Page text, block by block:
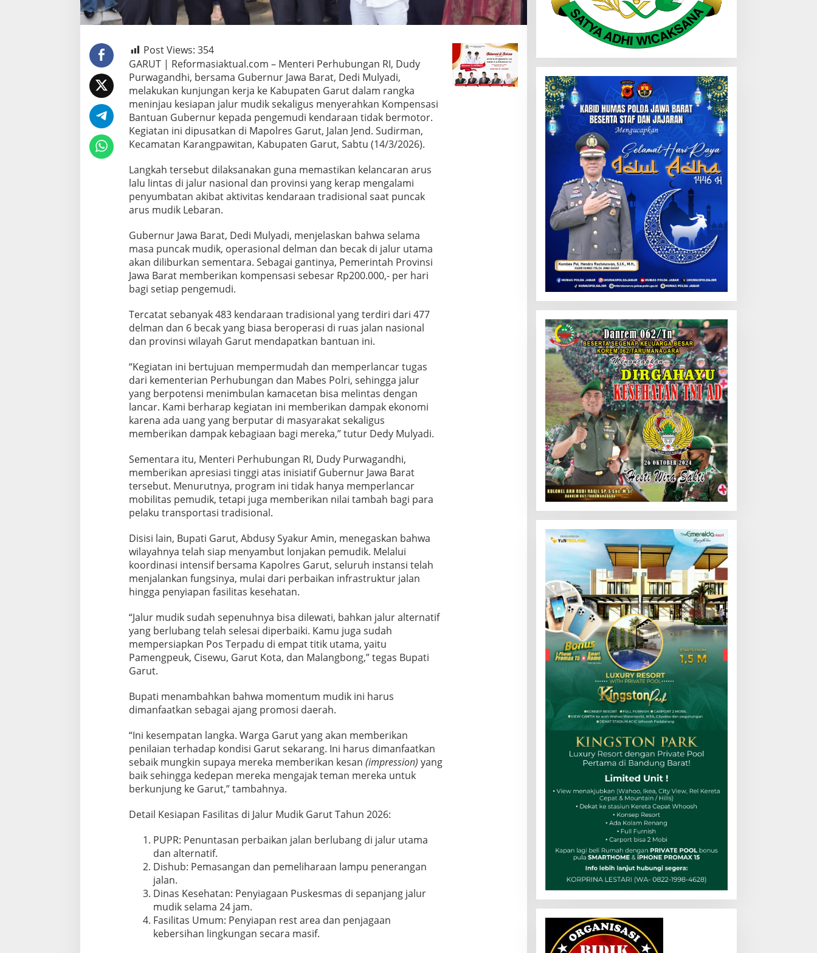
Post Views: 354
GARUT | Reformasiaktual.com – Menteri Perhubungan RI, Dudy
Purwagandhi, bersama Gubernur Jawa Barat, Dedi Mulyadi,
melakukan kunjungan kerja ke Kabupaten Garut dalam rangka
meninjau kesiapan jalur mudik sekaligus menyerahkan Kompensasi
Bantuan Gubernur kepada pengemudi kendaraan tidak bermotor.
Kegiatan ini dipusatkan di Mapolres Garut, Jalan Jend. Sudirman,
Kecamatan Karangpawitan, Kabupaten Garut, Sabtu (14/3/2026).
Langkah tersebut dilaksanakan guna memastikan kelancaran arus
lalu lintas di jalur nasional dan provinsi yang kerap mengalami
penyumbatan akibat aktivitas kendaraan tradisional saat puncak
arus mudik Lebaran.
Gubernur Jawa Barat, Dedi Mulyadi, menjelaskan bahwa selama
masa puncak mudik, operasional delman dan becak di jalur utama
akan diliburkan sementara. Sebagai gantinya, Pemerintah Provinsi
Jawa Barat memberikan kompensasi sebesar Rp200.000,- per hari
bagi setiap pengemudi.
Tercatat sebanyak 483 kendaraan tradisional yang terdiri dari 477
delman dan 6 becak yang biasa beroperasi di ruas jalan nasional
dan provinsi wilayah Garut mendapatkan bantuan ini.
“Kegiatan ini bertujuan mempermudah dan memperlancar tugas
dari kementerian Perhubungan dan Mabes Polri, sehingga jalur
yang berpotensi menimbulan kamacetan bisa melintas dengan
lancar. Kami berharap kegiatan ini memberikan dampak ekonomi
karena ada uang yang berputar di masyarakat sekaligus
memberikan dampak kebagiaan bagi mereka,” tutur Dedy Mulyadi.
Sementara itu, Menteri Perhubungan RI, Dudy Purwagandhi,
memberikan apresiasi tinggi atas inisiatif Gubernur Jawa Barat
tersebut. Menurutnya, program ini tidak hanya memperlancar
mobilitas pemudik, tetapi juga memberikan nilai tambah bagi para
pelaku transportasi tradisional.
Disisi lain, Bupati Garut, Abdusy Syakur Amin, menegaskan bahwa
wilayahnya telah siap menyambut lonjakan pemudik. Melalui
koordinasi intensif bersama Kapolres Garut, seluruh instansi telah
menjalankan fungsinya, mulai dari perbaikan infrastruktur jalan
hingga penyiapan fasilitas kesehatan.
“Jalur mudik sudah sepenuhnya bisa dilewati, bahkan jalur alternatif
yang berlubang telah selesai diperbaiki. Kamu juga sudah
mempersiapkan Pos Terpadu di empat titik utama, yaitu
Pamengpeuk, Cisewu, Garut Kota, dan Malangbong,” tegas Bupati
Garut.
Bupati menambahkan bahwa momentum mudik ini harus
dimanfaatkan sebagai ajang promosi daerah.
“Ini kesempatan langka. Warga Garut yang akan memberikan
penilaian terhadap kondisi Garut sekarang. Ini harus dimanfaatkan
sebaik mungkin supaya mereka memberikan kesan (impression) yang
baik sehingga kedepan mereka mengajak teman mereka untuk
berkunjung ke Garut,” tambahnya.
Detail Kesiapan Fasilitas di Jalur Mudik Garut Tahun 2026:
PUPR: Penuntasan perbaikan jalan berlubang di jalur utama
dan alternatif.
Dishub: Pemasangan dan pemeliharaan lampu penerangan
jalan.
Dinas Kesehatan: Penyiagaan Puskesmas di sepanjang jalur
mudik selama 24 jam.
Fasilitas Umum: Penyiapan rest area dan penjagaan
kebersihan lingkungan secara masif.